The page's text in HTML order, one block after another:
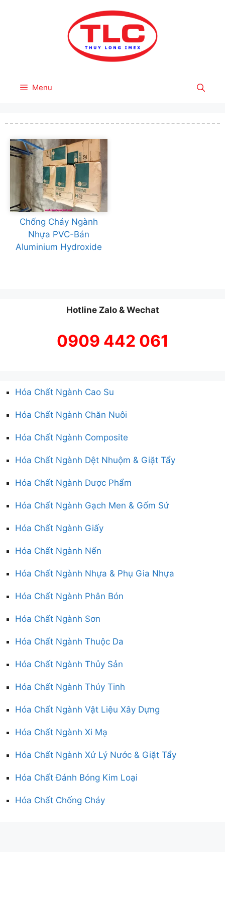
Menu
Chống Cháy Ngành
Nhựa PVC-Bán
Aluminium Hydroxide
Hotline Zalo & Wechat
0909 442 061
Hóa Chất Ngành Cao Su
Hóa Chất Ngành Chăn Nuôi
Hóa Chất Ngành Composite
Hóa Chất Ngành Dệt Nhuộm & Giặt Tẩy
Hóa Chất Ngành Dược Phẩm
Hóa Chất Ngành Gạch Men & Gốm Sứ
Hóa Chất Ngành Giấy
Hóa Chất Ngành Nến
Hóa Chất Ngành Nhựa & Phụ Gia Nhựa
Hóa Chất Ngành Phân Bón
Hóa Chất Ngành Sơn
Hóa Chất Ngành Thuộc Da
Hóa Chất Ngành Thủy Sản
Hóa Chất Ngành Thủy Tinh
Hóa Chất Ngành Vật Liệu Xây Dựng
Hóa Chất Ngành Xi Mạ
Hóa Chất Ngành Xử Lý Nước & Giặt Tẩy
Hóa Chất Đánh Bóng Kim Loại
Hóa Chất Chống Cháy